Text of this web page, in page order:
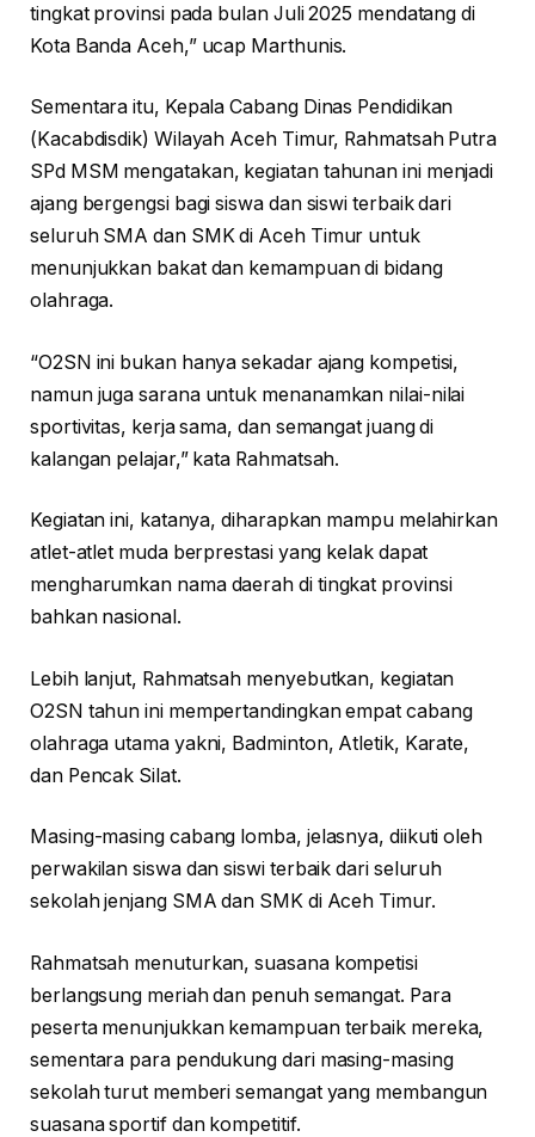
tingkat provinsi pada bulan Juli 2025 mendatang di
Kota Banda Aceh,” ucap Marthunis.
Sementara itu, Kepala Cabang Dinas Pendidikan
(Kacabdisdik) Wilayah Aceh Timur, Rahmatsah Putra
SPd MSM mengatakan, kegiatan tahunan ini menjadi
ajang bergengsi bagi siswa dan siswi terbaik dari
seluruh SMA dan SMK di Aceh Timur untuk
menunjukkan bakat dan kemampuan di bidang
olahraga.
“O2SN ini bukan hanya sekadar ajang kompetisi,
namun juga sarana untuk menanamkan nilai-nilai
sportivitas, kerja sama, dan semangat juang di
kalangan pelajar,” kata Rahmatsah.
Kegiatan ini, katanya, diharapkan mampu melahirkan
atlet-atlet muda berprestasi yang kelak dapat
mengharumkan nama daerah di tingkat provinsi
bahkan nasional.
Lebih lanjut, Rahmatsah menyebutkan, kegiatan
O2SN tahun ini mempertandingkan empat cabang
olahraga utama yakni, Badminton, Atletik, Karate,
dan Pencak Silat.
Masing-masing cabang lomba, jelasnya, diikuti oleh
perwakilan siswa dan siswi terbaik dari seluruh
sekolah jenjang SMA dan SMK di Aceh Timur.
Rahmatsah menuturkan, suasana kompetisi
berlangsung meriah dan penuh semangat. Para
peserta menunjukkan kemampuan terbaik mereka,
sementara para pendukung dari masing-masing
sekolah turut memberi semangat yang membangun
suasana sportif dan kompetitif.